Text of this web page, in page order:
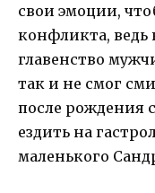
свои эмоции,
конфликта, ведь
главенство
так и не смог
после рождения
ездить на
маленького